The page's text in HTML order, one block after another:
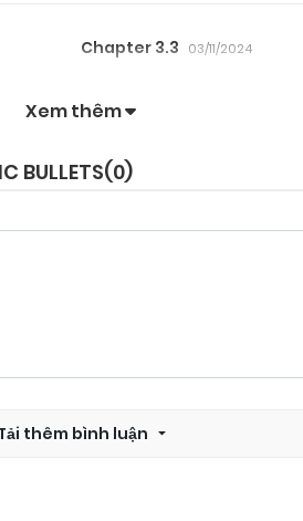
Chapter 3.3 03/11/2024
Xem thêm
BULLETS(0)
thêm bình luận